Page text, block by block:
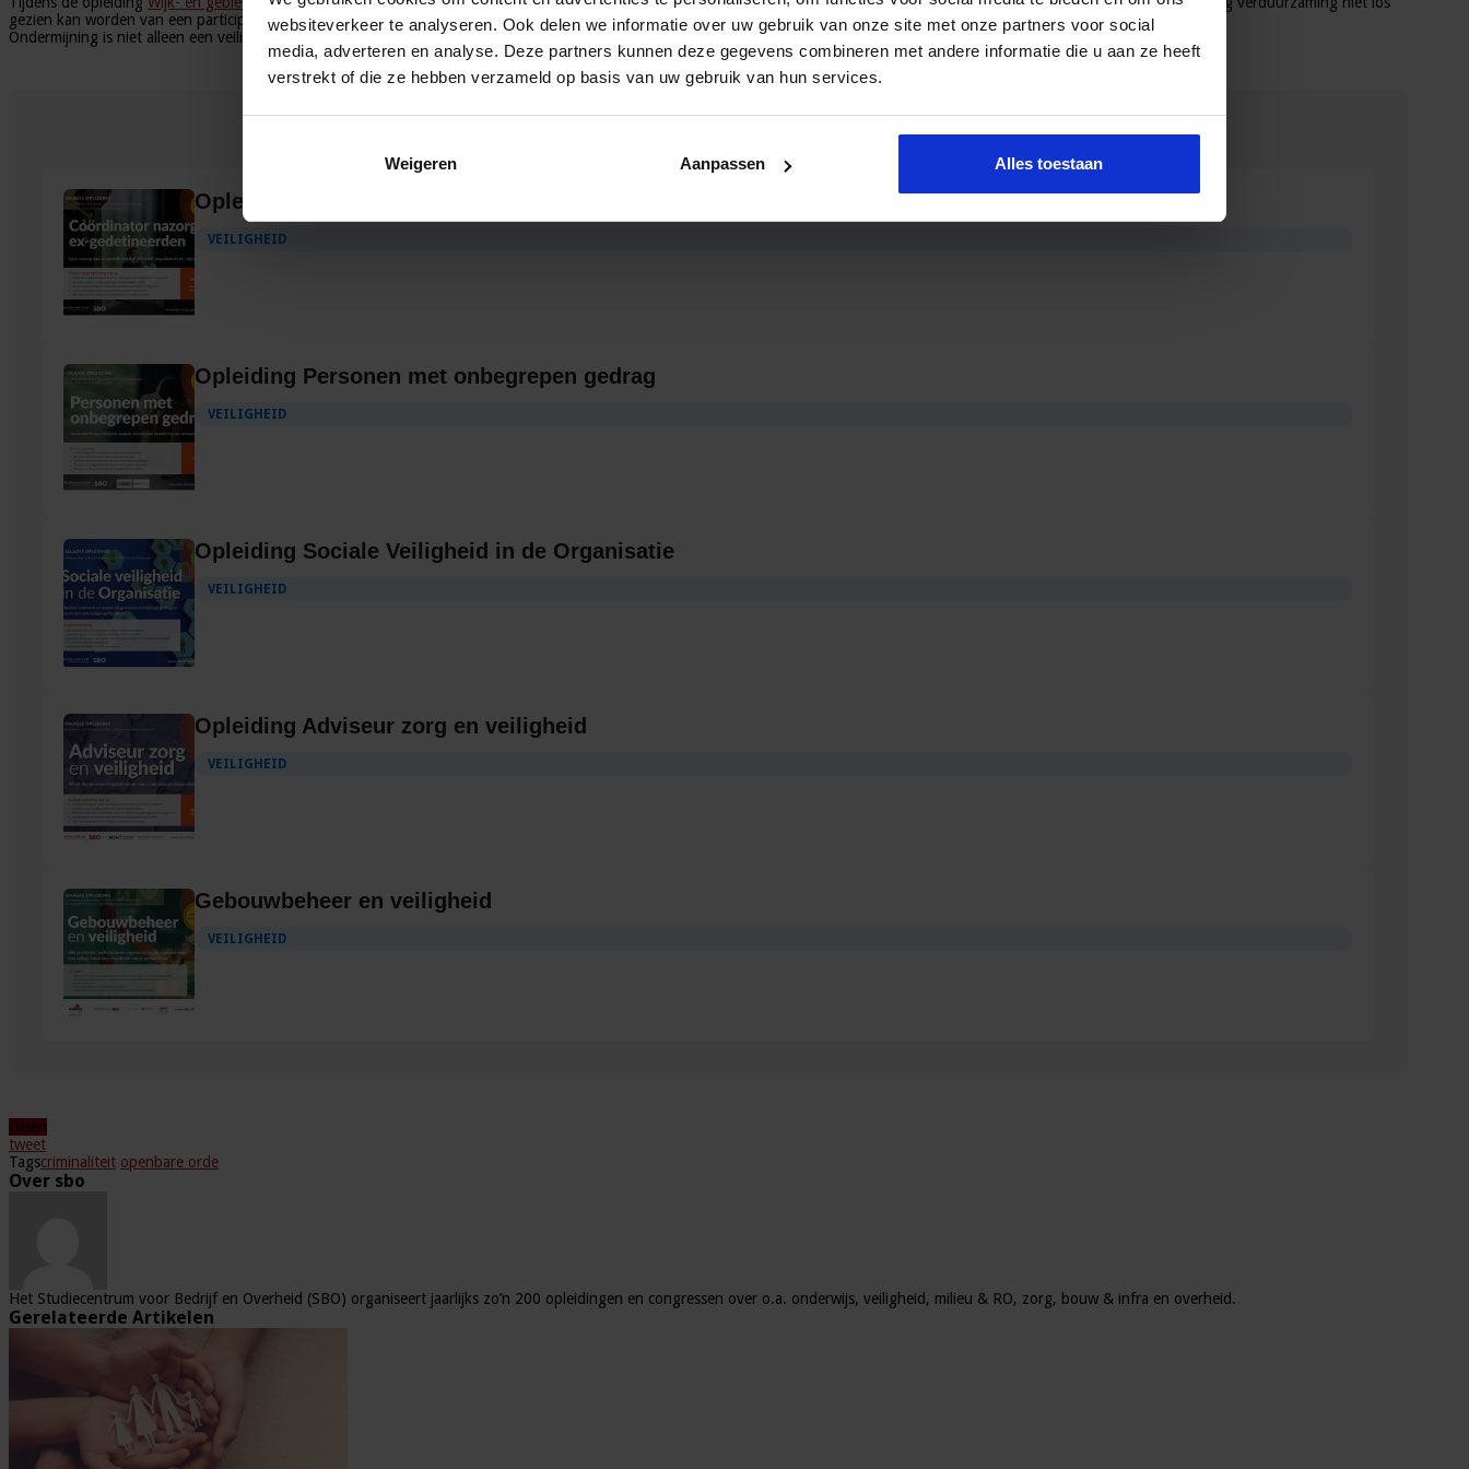
websiteverkeer te analyseren. Ook delen we informatie over uw gebruik van onze site met onze partners voor social
media, adverteren en analyse. Deze partners kunnen deze gegevens combineren met andere informatie die u aan ze heeft
verstrekt of die ze hebben verzameld op basis van uw gebruik van hun services.
Weigeren Aanpassen Alles toestaan
gezien kan worden van een participatiestrategie gericht op de wijk.
Ondermijning is niet alleen een veiligheidsprobleem maar ook een sociaal maatschappelijk probleem. Alle antwoorden en actualiteiten tijdens het
congres Ondermijning
Gerelateerde Opleidingen en Cursussen
Opleiding Coördinator nazorg ex-gedetineerden
VEILIGHEID
Opleiding Personen met onbegrepen gedrag
VEILIGHEID
Opleiding Sociale Veiligheid in de Organisatie
VEILIGHEID
Opleiding Adviseur zorg en veiligheid
VEILIGHEID
Gebouwbeheer en veiligheid
VEILIGHEID
Delen
tweet
Tagscriminaliteit openbare orde
Over sbo
Het Studiecentrum voor Bedrijf en Overheid (SBO) organiseert jaarlijks zo’n 200 opleidingen en congressen over o.a. onderwijs, veiligheid, milieu & RO, zorg, bouw & infra en overheid.
Gerelateerde Artikelen